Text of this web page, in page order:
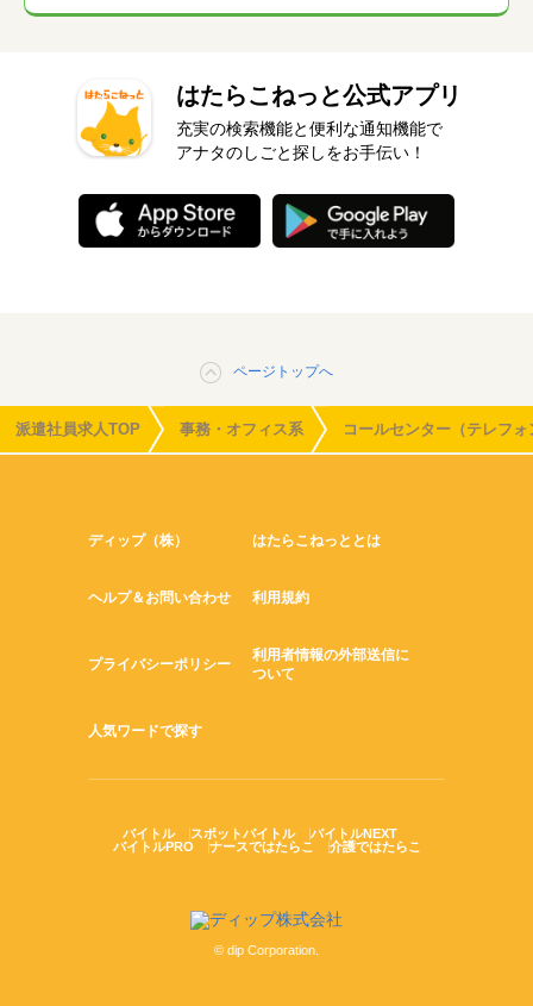
はたらこねっと公式アプリ
充実の検索機能と便利な通知機能で
アナタのしごと探しをお手伝い！
ページトップへ
派遣社員求人TOP 事務・オフィス系 コールセンター（テレフ
ディップ（株） はたらこねっととは
ヘルプ＆お問い合わせ 利用規約
プライバシーポリシー
利用者情報の外部送信に
ついて
人気ワードで探す
バイトル スポットバイトル
バイトルNEXT
バイトルPRO
ナースではたらこ 介護ではたらこ
© dip Corporation.